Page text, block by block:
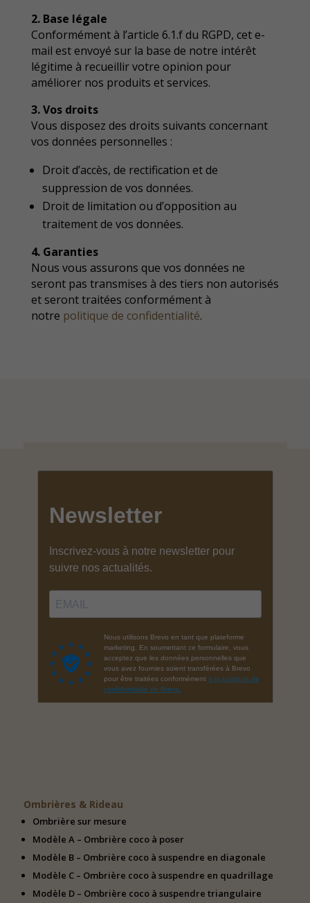
2. Base légale
Conformément à l’article 6.1.f du RGPD, cet e-
mail est envoyé sur la base de notre intérêt
légitime à recueillir votre opinion pour
améliorer nos produits et services.
3. Vos droits
Vous disposez des droits suivants concernant
vos données personnelles :
Droit d’accès, de rectification et de
suppression de vos données.
Droit de limitation ou d’opposition au
traitement de vos données.
4. Garanties
Nous vous assurons que vos données ne
seront pas transmises à des tiers non autorisés
et seront traitées conformément à
notre politique de confidentialité.
Ombrières Coco d’Occitanie
Ombrières & Rideau
Ombrière sur mesure
Modèle A – Ombrière coco à poser
Modèle B – Ombrière coco à suspendre en diagonale
Modèle C – Ombrière coco à suspendre en quadrillage
Modèle D – Ombrière coco à suspendre triangulaire